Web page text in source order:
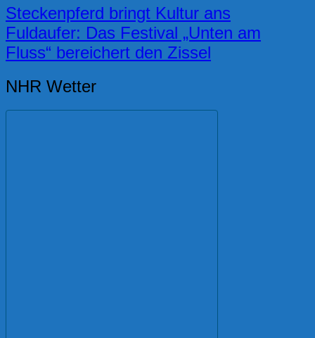
Steckenpferd bringt Kultur ans
Fuldaufer: Das Festival „Unten am
Fluss“ bereichert den Zissel
NHR Wetter